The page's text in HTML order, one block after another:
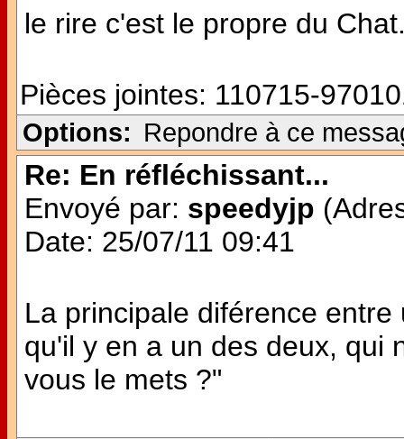
le rire c'est le propre du
Pièces jointes: 110715-
Options: Repondre à ce
Re: En réfléchissant...
Envoyé par: speedyjp
Date: 25/07/11 09:41
La principale diférence
qu'il y en a un des deux, qui
vous le mets ?"